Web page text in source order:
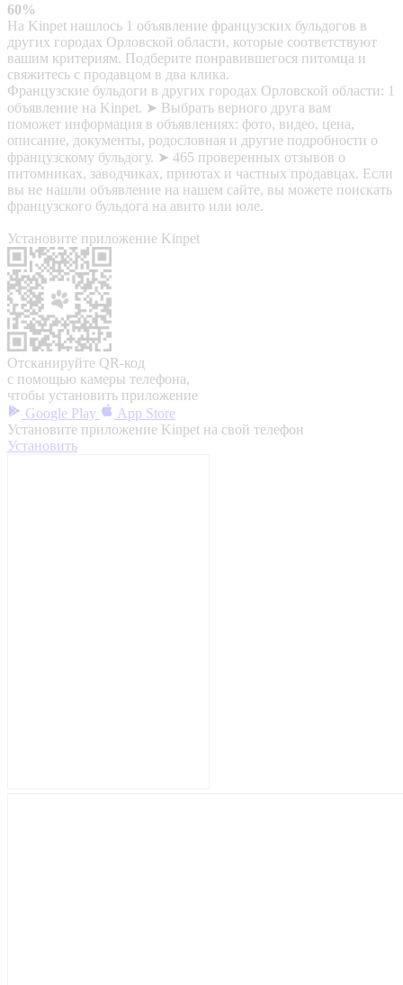
60%
На Kinpet нашлось 1 объявление французских бульдогов в
других городах Орловской области, которые соответствуют
вашим критериям. Подберите понравившегося питомца и
свяжитесь с продавцом в два клика.
Французские бульдоги в других городах Орловской области: 1
объявление на Kinpet. ➤ Выбрать верного друга вам
поможет информация в объявлениях: фото, видео, цена,
описание, документы, родословная и другие подробности о
французскому бульдогу. ➤ 465 проверенных отзывов о
питомниках, заводчиках, приютах и частных продавцах. Если
вы не нашли объявление на нашем сайте, вы можете поискать
французского бульдога на авито или юле.
Установите приложение Kinpet
Отсканируйте QR-код
с помощью камеры телефона,
чтобы установить приложение
Google Play
App Store
Установите приложение Kinpet на свой телефон
Установить